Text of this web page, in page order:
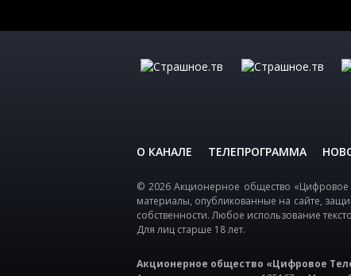
О КАНАЛЕ ТЕЛЕПРОГРАММА
© 2026 Акционерное общество
материалы, опубликованные на сайте,
собственности. Любое использование
Для лиц старше 18 лет.
Акционерное общество «Цифровое